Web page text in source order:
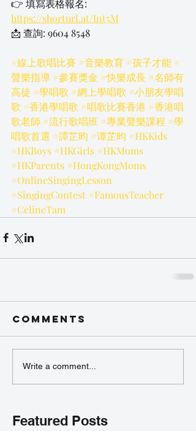
👉 填寫表格報名:
https://shorturl.at/Int5M
📩 查詢: 9604 8548
#線上歌唱比賽 #音樂教育 #孩子才能 #
聲樂指導 #參賽獎金 #快樂成長 #名師有
高徒 #學唱歌 #網上學唱歌 #小朋友學唱
歌 #香港學唱歌 #唱歌比賽香港 #香港唱
歌老師 #流行歌唱班 #專業聲樂課程 #學
唱歌首選 #譚芷昀 #谭芷昀 #HKKids
#HKBoys #HKGirls #HKMoms
#HKParents #HongKongMoms
#OnlineSingingLesson
#SingingContest #FamousTeacher
#CelineTam
Comments
Write a comment...
Featured Posts